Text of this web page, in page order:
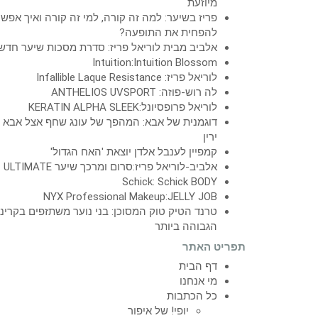
מיוזעת
פריז בשיער: למה זה קורה, למי זה קורה ואיך
להפחית את התופעה?
אלביב מבית לוריאל פריז: סדרת מסכות שיער
Intuition:Intuition Blossom
לוריאל פריז: Infallible Laque Resistance
לה רוש-פוזה: ANTHELIOS UVSPORT
לוריאל פרופסיונל:KERATIN ALPHA SLEEK
דוגמנית של אבא: המהפך של עונג שחף אצל אבא
ירין
קמפיין לענבל אלדן יוצאת 'האח הגדול'
אלביב-לוריאל פריז:סרום ומרכך שיער ULTIMATE
Schick: Schick BODY
NYX Professional Makeup:JELLY JOB
טרנד הטיק טוק המסוכן: בני נוער משתזפים
הגבוהה ביותר
תפריט האתר
דף הבית
מי אנחנו
כל הכתבות
יופי! של איפור